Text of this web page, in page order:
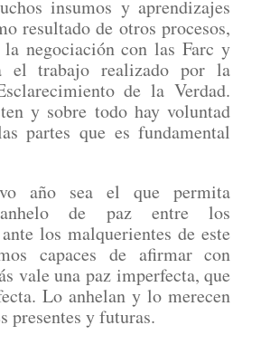
insumos y aprendizajes
resultado de otros procesos,
negociación con las Farc y
el trabajo realizado por la
de la Verdad.
y sobre todo hay voluntad
partes que es fundamental
año sea el que permita
de paz entre los
los malquerientes de este
capaces de afirmar con
vale una paz imperfecta, que
Lo anhelan y lo merecen
presentes y futuras.